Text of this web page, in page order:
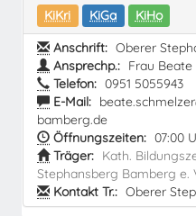
KiKri KiGa
KiHo
Anschrift: Oberer
Ansprechp.: Frau
Telefon: 0951 5055943
E-Mail:
bamberg.de
Öffnungszeiten: 07:00
Träger: Kath.
Stephansberg Bamberg e.
Kontakt Tr.: Oberer